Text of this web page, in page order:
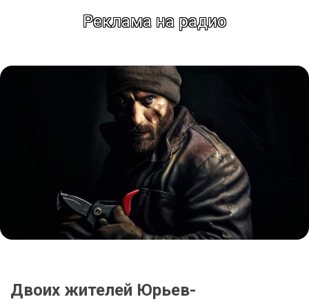
Реклама на радио
Двоих жителей Юрьев-